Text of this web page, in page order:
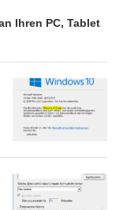
Ihren PC, Tablet